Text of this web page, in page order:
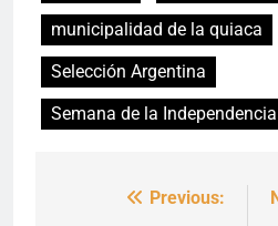
municipalidad de la quiaca
Selección Argentina
Semana de la Independencia
Navegación
Previous: